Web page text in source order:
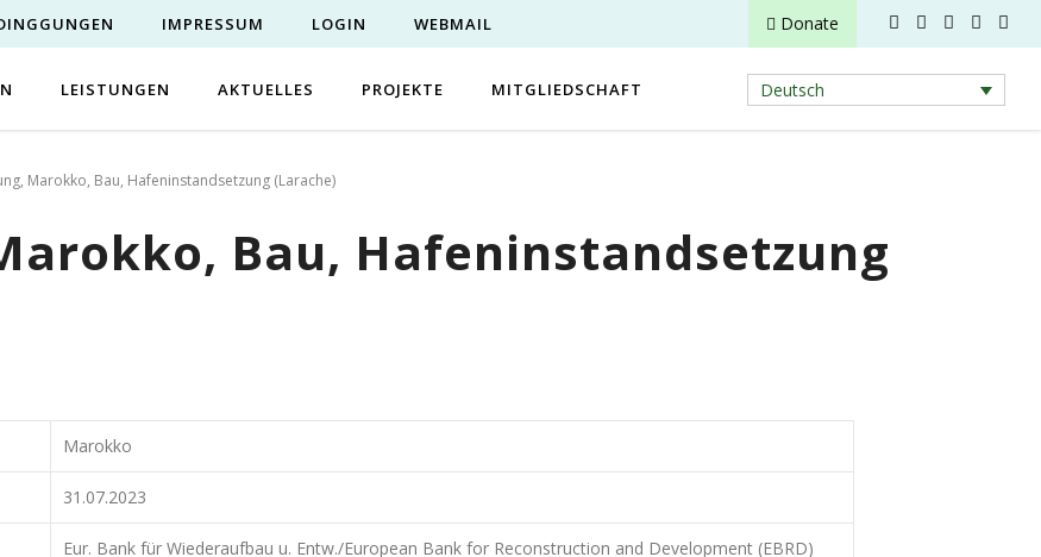
IMPRESSUM LOGIN WEBMAIL Donate
LEISTUNGEN AKTUELLES PROJEKTE MITGLIEDSCHAFT Deutsch
Marokko, Bau, Hafeninstandsetzung (Larache)
Bau, Hafeninstandsetzung
Marokko
31.07.2023
Eur. Bank für Wiederaufbau u. Entw./European Bank for Reconstruction and Development (EBRD)